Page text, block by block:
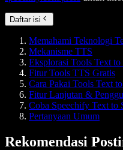
Daftar isi
Memahami Teknologi
Mekanisme TTS
Eksplorasi Tools Text to
Fitur Tools TTS Gratis
Cara Pakai Tools Text
Fitur Lanjutan &
Coba Speechify Text to
Pertanyaan Umum
Rekomendasi